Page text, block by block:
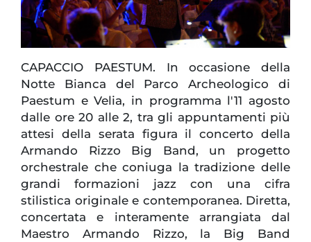
CAPACCIO PAESTUM. In occasione della
Notte Bianca del Parco Archeologico di
Paestum e Velia, in programma l'11 agosto
dalle ore 20 alle 2, tra gli appuntamenti più
attesi della serata figura il concerto della
Armando Rizzo Big Band, un progetto
orchestrale che coniuga la tradizione delle
grandi formazioni jazz con una cifra
stilistica originale e contemporanea. Diretta,
concertata e interamente arrangiata dal
Maestro Armando Rizzo, la Big Band